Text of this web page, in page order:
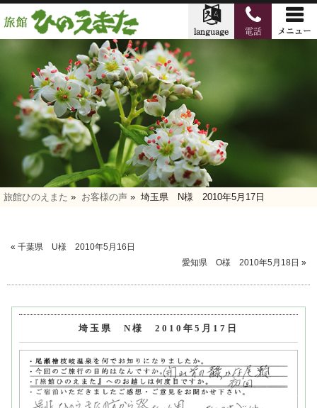
旅館ひのえまた » お客様の声 » 埼玉県 N様 2010年5月17日
« 千葉県 U様 2010年5月16日
愛知県 O様 2010年5月18日 »
埼玉県 N様 2010年5月17日